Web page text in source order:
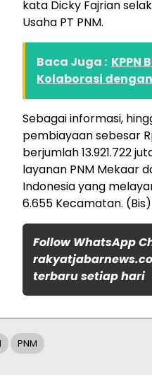
kata Dicky Fajrian
Usaha PT PNM.
Baca Juga : KPPN
Kolaborasi dengan
Sebagai informasi,
pembiayaan sebesar
berjumlah 13.921.722
layanan PNM Mekaar
Indonesia yang
6.655 Kecamatan. (Bis)
Follow WhatsApp
terbaru setiap hari
PNM